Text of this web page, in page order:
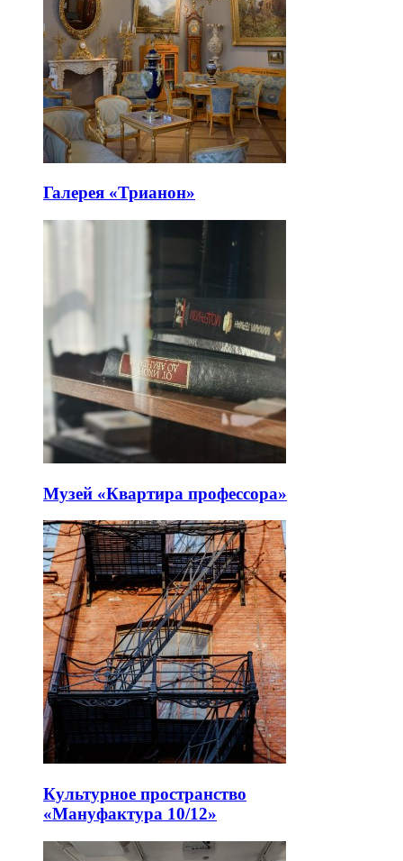
Галерея «Трианон»
Музей «Квартира профессора»
Культурное пространство
«Мануфактура 10/12»